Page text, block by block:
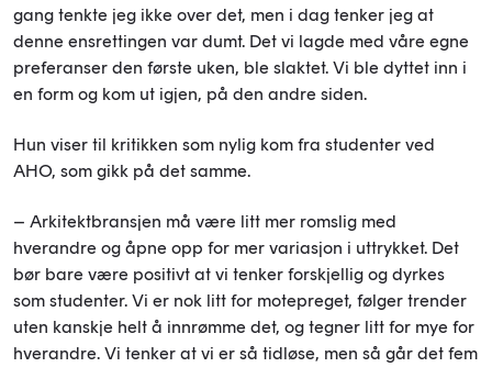
gang tenkte jeg ikke over det, men i dag tenker jeg at
denne ensrettingen var dumt. Det vi lagde med våre egne
preferanser den første uken, ble slaktet. Vi ble dyttet inn i
en form og kom ut igjen, på den andre siden.
Hun viser til kritikken som nylig kom fra studenter ved
AHO, som gikk på det samme.
– Arkitektbransjen må være litt mer romslig med
hverandre og åpne opp for mer variasjon i uttrykket. Det
bør bare være positivt at vi tenker forskjellig og dyrkes
som studenter. Vi er nok litt for motepreget, følger trender
uten kanskje helt å innrømme det, og tegner litt for mye for
hverandre. Vi tenker at vi er så tidløse, men så går det fem